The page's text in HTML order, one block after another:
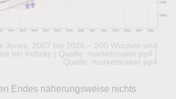
Jones, 2007 bis 2026 – 200 Wochen und
bei Indizes | Quelle: marketmaker pp4 |
Quelle: marketmaker pp4
Endes näherungsweise nichts